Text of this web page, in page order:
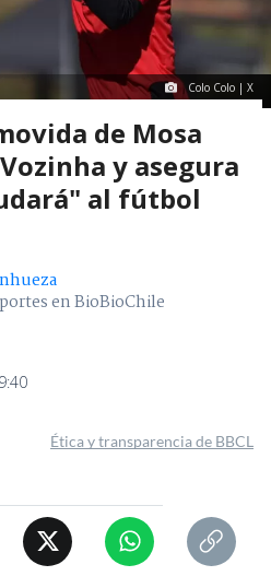
Colo Colo | X
de Mosa
y asegura
al fútbol
en BioBioChile
Ética y transparencia de BBCL